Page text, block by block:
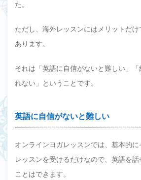
た。
ただし、海外レッスンにはメリットだ
あります。
それは「英語に自信がないと難しい」
れない」ということです。
英語に自信がないと難しい
オンラインヨガレッスンでは、基本的
レッスンを受けるだけなので、英語を
ことはできます。